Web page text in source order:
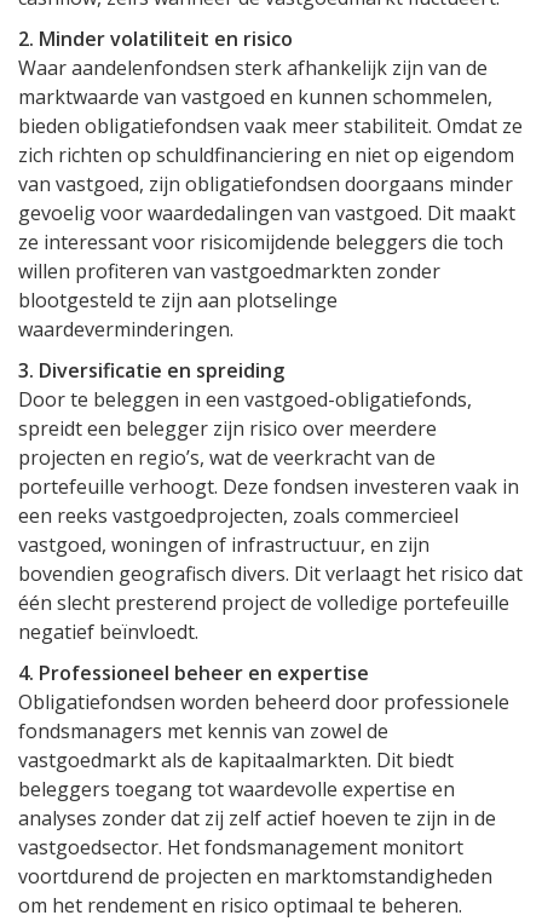
2. Minder volatiliteit en risico
Waar aandelenfondsen sterk afhankelijk zijn van de
marktwaarde van vastgoed en kunnen schommelen,
bieden obligatiefondsen vaak meer stabiliteit. Omdat ze
zich richten op schuldfinanciering en niet op eigendom
van vastgoed, zijn obligatiefondsen doorgaans minder
gevoelig voor waardedalingen van vastgoed. Dit maakt
ze interessant voor risicomijdende beleggers die toch
willen profiteren van vastgoedmarkten zonder
blootgesteld te zijn aan plotselinge
waardeverminderingen.
3. Diversificatie en spreiding
Door te beleggen in een vastgoed-obligatiefonds,
spreidt een belegger zijn risico over meerdere
projecten en regio’s, wat de veerkracht van de
portefeuille verhoogt. Deze fondsen investeren vaak in
een reeks vastgoedprojecten, zoals commercieel
vastgoed, woningen of infrastructuur, en zijn
bovendien geografisch divers. Dit verlaagt het risico dat
één slecht presterend project de volledige portefeuille
negatief beïnvloedt.
4. Professioneel beheer en expertise
Obligatiefondsen worden beheerd door professionele
fondsmanagers met kennis van zowel de
vastgoedmarkt als de kapitaalmarkten. Dit biedt
beleggers toegang tot waardevolle expertise en
analyses zonder dat zij zelf actief hoeven te zijn in de
vastgoedsector. Het fondsmanagement monitort
voortdurend de projecten en marktomstandigheden
om het rendement en risico optimaal te beheren.